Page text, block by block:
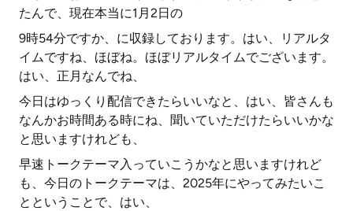
たんで、現在本当に1月2日の
9時54分ですか、に収録しております。はい、リアルタ
イムですね、ほぼね。ほぼリアルタイムでございます。
はい、正月なんでね、
今日はゆっくり配信できたらいいなと、はい、皆さんも
なんかお時間ある時にね、聞いていただけたらいいかな
と思いますけれども、
早速トークテーマ入っていこうかなと思いますけれど
も、今日のトークテーマは、2025年にやってみたいこ
とということで、はい、